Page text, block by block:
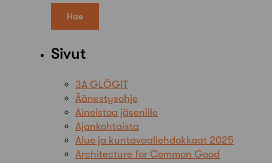
Sivut
3A GLÖGIT
Äänestysohje
Aineistoa jäsenille
Ajankohtaista
Alue ja kuntavaaliehdokkaat 2025
Architecture for Common Good